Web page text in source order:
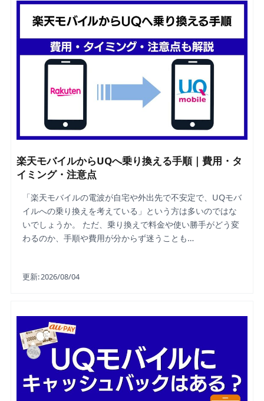
楽天モバイルからUQへ乗り換える手順｜費用・タ
イミング・注意点
「楽天モバイルの電波が自宅や外出先で不安定で、UQモバ
イルへの乗り換えを考えている」という方は多いのではな
いでしょうか。 ただ、乗り換えで料金や使い勝手がどう変
わるのか、手順や費用が分からず迷うことも…
更新:2026/08/04